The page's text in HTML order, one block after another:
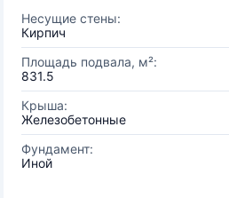
Несущие стены:
Кирпич
Площадь подвала, м²:
831.5
Крыша:
Железобетонные
Фундамент:
Иной